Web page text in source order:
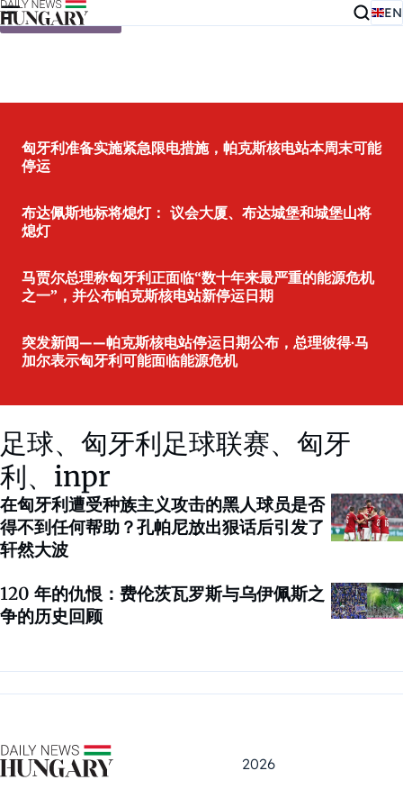
Skip to content EN
匈牙利准备实施紧急限电措施，帕克斯核电站本周末可能
停运
布达佩斯地标将熄灯： 议会大厦、布达城堡和城堡山将
熄灯
马贾尔总理称匈牙利正面临“数十年来最严重的能源危机
之一”，并公布帕克斯核电站新停运日期
突发新闻——帕克斯核电站停运日期公布，总理彼得·马
加尔表示匈牙利可能面临能源危机
足球、匈牙利足球联赛、匈牙
利、inpr
在匈牙利遭受种族主义攻击的黑人球员是否
得不到任何帮助？孔帕尼放出狠话后引发了
轩然大波
120 年的仇恨：费伦茨瓦罗斯与乌伊佩斯之
争的历史回顾
2026